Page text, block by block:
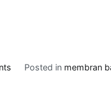
Posted in membran